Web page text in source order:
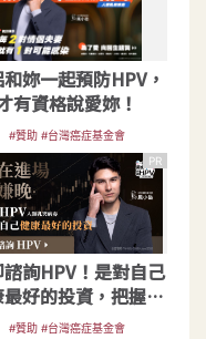
妳一起預防HPV，
有資格說愛妳！
#贊助 #台灣癌症基金會
PR
詢HPV！是對自己
好的投資，把握現
在不嫌晚！
#贊助 #台灣癌症基金會